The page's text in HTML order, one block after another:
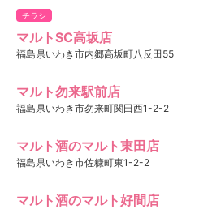
チラシ
マルトSC高坂店
福島県いわき市内郷高坂町八反田55
マルト勿来駅前店
福島県いわき市勿来町関田西1-2-2
マルト酒のマルト東田店
福島県いわき市佐糠町東1-2-2
マルト酒のマルト好間店